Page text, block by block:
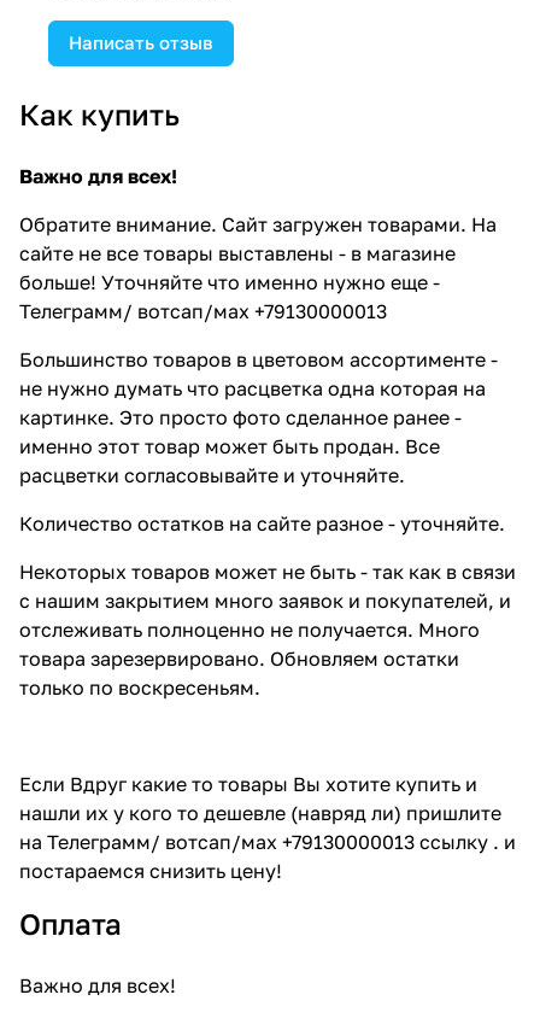
Написать отзыв
Как купить
Важно для всех!
Обратите внимание. Сайт загружен товарами. На
сайте не все товары выставлены - в магазине
больше! Уточняйте что именно нужно еще -
Телеграмм/ вотсап/мах +79130000013
Большинство товаров в цветовом ассортименте -
не нужно думать что расцветка одна которая на
картинке. Это просто фото сделанное ранее -
именно этот товар может быть продан. Все
расцветки согласовывайте и уточняйте.
Количество остатков на сайте разное - уточняйте.
Некоторых товаров может не быть - так как в связи
с нашим закрытием много заявок и покупателей, и
отслеживать полноценно не получается. Много
товара зарезервировано. Обновляем остатки
только по воскресеньям.
Если Вдруг какие то товары Вы хотите купить и
нашли их у кого то дешевле (навряд ли) пришлите
на Телеграмм/ вотсап/мах +79130000013 ссылку . и
постараемся снизить цену!
Оплата
Важно для всех!